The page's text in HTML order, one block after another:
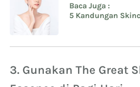
Baca Juga :
5 Kandungan
3. Gunakan The Great